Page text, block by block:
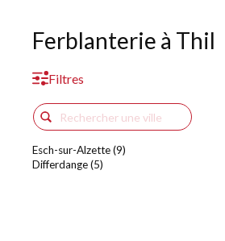
Ferblanterie à Thil
Filtres
Esch-sur-Alzette (9)
Differdange (5)